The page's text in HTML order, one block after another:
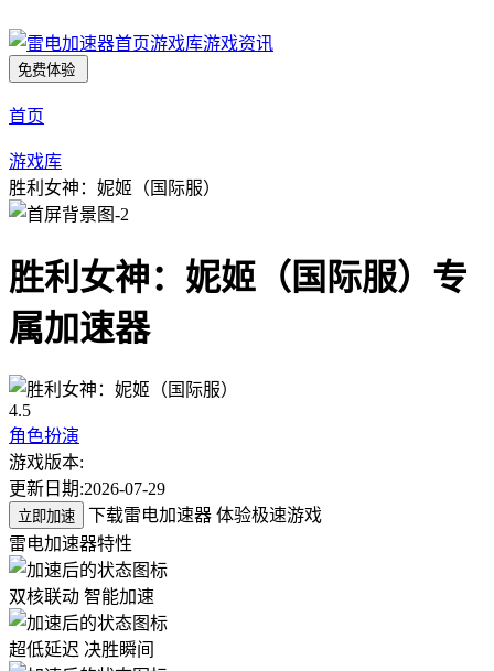
首页游戏库游戏资讯
免费体验
首页
游戏库
胜利女神：妮姬（国际服）
胜利女神：妮姬（国际服） 专
属加速器
4.5
角色扮演
游戏版本:
更新日期:2026-07-29
立即加速
下载雷电加速器 体验极速游戏
雷电加速器特性
双核联动 智能加速
超低延迟 决胜瞬间